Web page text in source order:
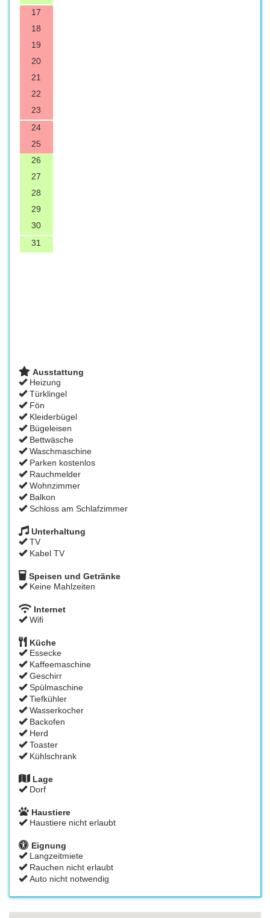
17
18
19
20
21
22
23
24
25
26
27
28
29
30
31
Ausstattung
Heizung
Türklingel
Fön
Kleiderbügel
Bügeleisen
Bettwäsche
Waschmaschine
Parken kostenlos
Rauchmelder
Wohnzimmer
Balkon
Schloss am Schlafzimmer
Unterhaltung
TV
Kabel TV
Speisen und Getränke
Keine Mahlzeiten
Internet
Wifi
Küche
Essecke
Kaffeemaschine
Geschirr
Spülmaschine
Tiefkühler
Wasserkocher
Backofen
Herd
Toaster
Kühlschrank
Lage
Dorf
Haustiere
Haustiere nicht erlaubt
Eignung
Langzeitmiete
Rauchen nicht erlaubt
Auto nicht notwendig